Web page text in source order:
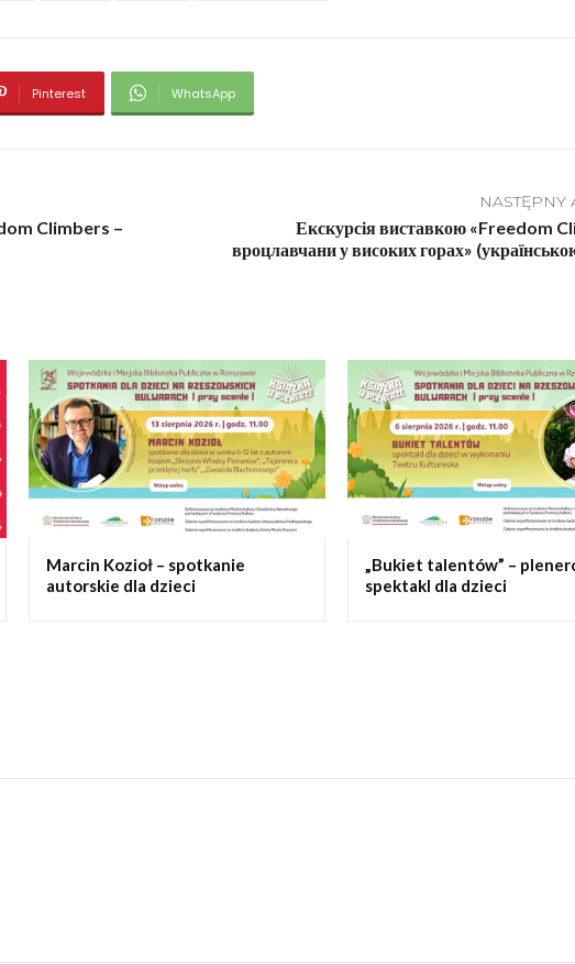
Pinterest WhatsApp
Climbers –
NASTĘPNY
Екскурсія виставкою «Freedom
вроцлавчани у високих горах»
Marcin Kozioł – spotkanie
autorskie dla dzieci
„Bukiet talentów” –
spektakl dla dzieci